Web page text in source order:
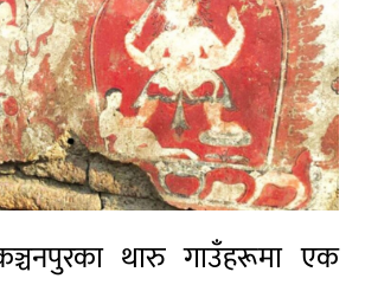
थारु गाउँहरूमा एक